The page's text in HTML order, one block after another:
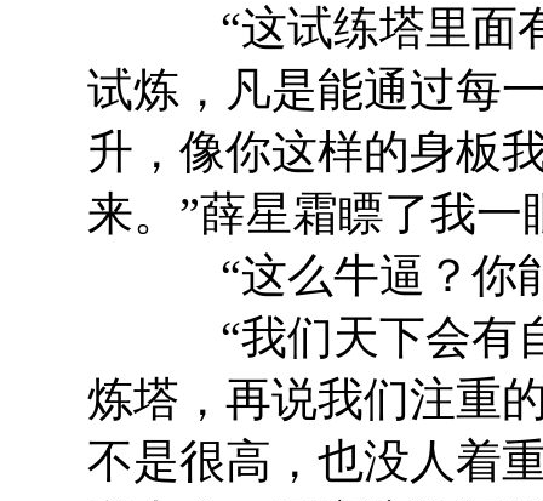
“这试练塔里面有
试炼，凡是能通过每
升，像你这样的身板
来。”薛星霜瞟了我一
“这么牛逼？你能
“我们天下会有自
炼塔，再说我们注重
不是很高，也没人着